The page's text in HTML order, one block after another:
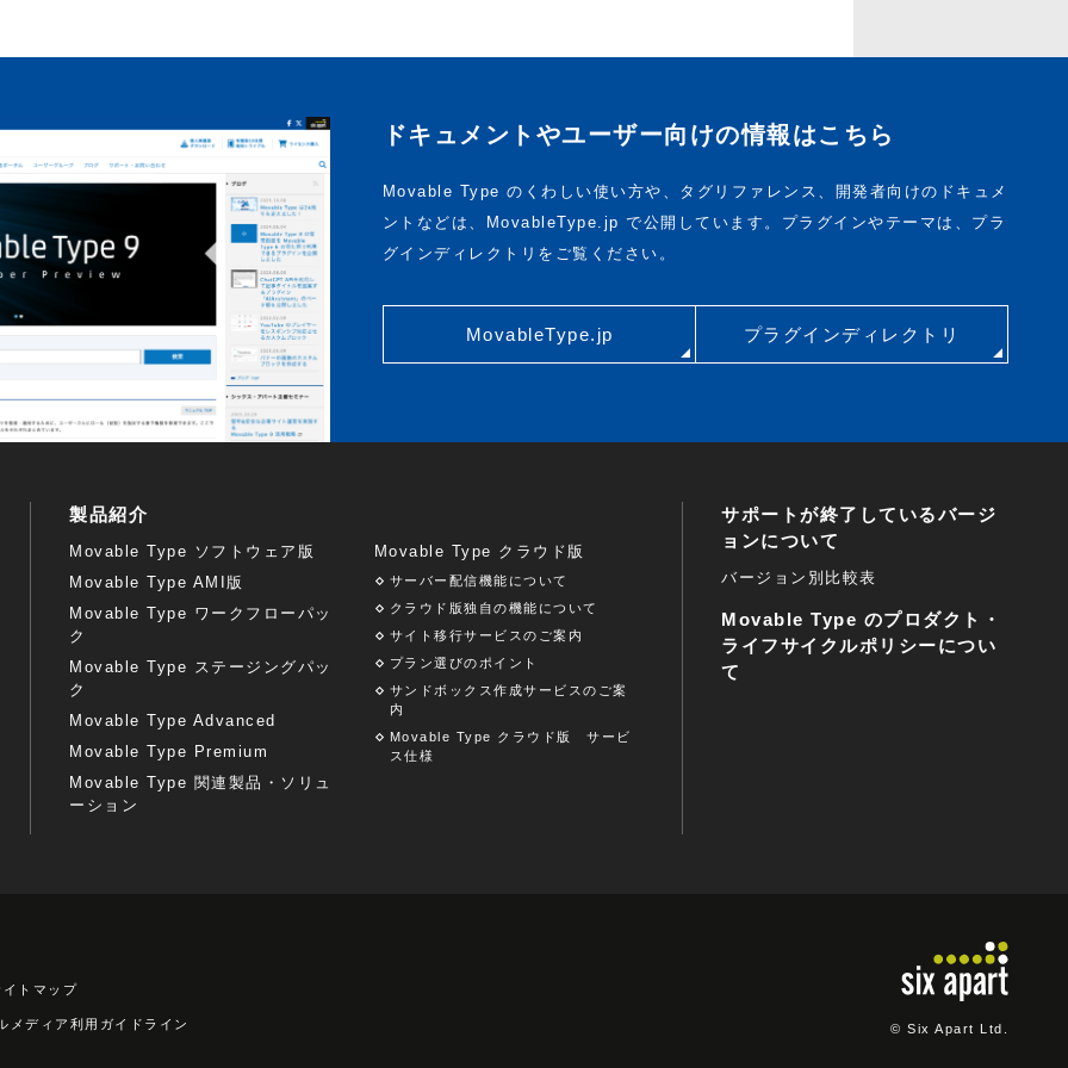
ドキュメントやユーザー向けの情報はこちら
Movable Type のくわしい使い方や、タグリファレンス、開発者向けのドキュメ
ントなどは、MovableType.jp で公開しています。プラグインやテーマは、プラ
グインディレクトリをご覧ください。
MovableType.jp プラグインディレクトリ
製品紹介
Movable Type ソフトウェア版
Movable Type AMI版
Movable Type ワークフローパッ
ク
Movable Type ステージングパッ
ク
Movable Type Advanced
Movable Type Premium
Movable Type 関連製品・ソリュ
ーション
Movable Type クラウド版
サーバー配信機能について
クラウド版独自の機能について
サイト移行サービスのご案内
プラン選びのポイント
サンドボックス作成サービスのご案
内
Movable Type クラウド版 サービ
ス仕様
サポートが終了しているバージ
ョンについて
バージョン別比較表
Movable Type のプロダクト・
ライフサイクルポリシーについ
て
イトマップ
メディア利用ガイドライン © Six Apart Ltd.